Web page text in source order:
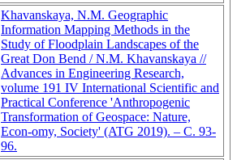
Khavanskaya, N.M. Geographic
Information Mapping Methods in the
Study of Floodplain Landscapes of the
Great Don Bend / N.M. Khavanskaya //
Advances in Engineering Research,
volume 191 IV International Scientific and
Practical Conference 'Anthropogenic
Transformation of Geospace: Nature,
Econ-omy, Society' (ATG 2019). – С. 93-
96.